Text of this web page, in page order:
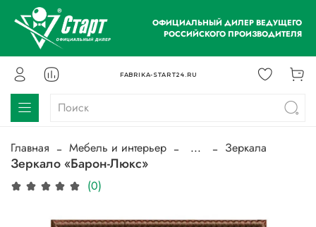
ОФИЦИАЛЬНЫЙ ДИЛЕР ВЕДУЩЕГО
РОССИЙСКОГО ПРОИЗВОДИТЕЛЯ
FABRIKA-START24.RU
Главная Мебель и интерьер ... Зеркала
Зеркало «Барон-Люкс»
(0)